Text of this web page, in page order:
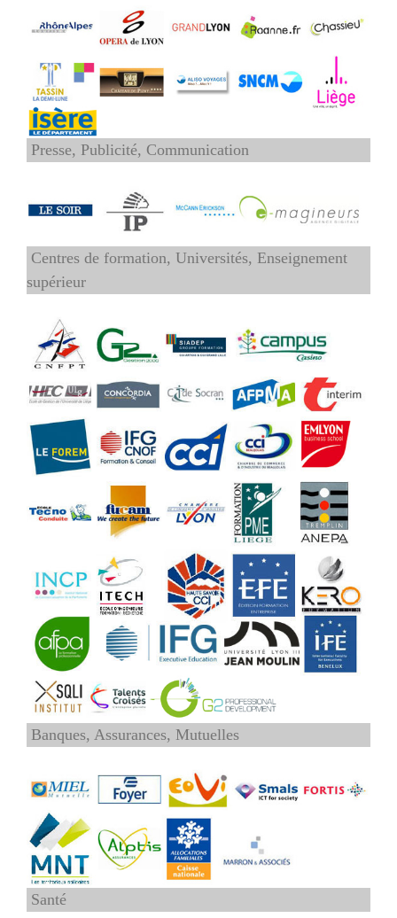
Presse, Publicité, Communication
Centres de formation, Universités, Enseignement
supérieur
Banques, Assurances, Mutuelles
Santé